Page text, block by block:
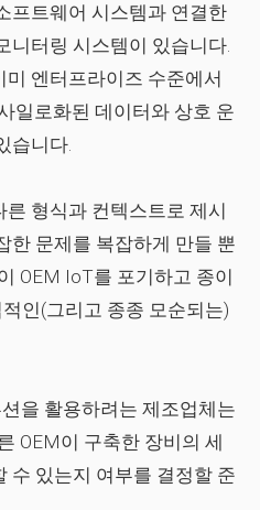
프트웨어 시스템과 연결한
니터링 시스템이 있습니다.
엔터프라이즈 수준에서
일로화된 데이터와 상호 운
습니다.
형식과 컨텍스트로 제시
한 문제를 복잡하게 만들 뿐
OEM IoT를 포기하고 종이
인(그리고 종종 모순되는)
을 활용하려는 제조업체는
OEM이 구축한 장비의 세
수 있는지 여부를 결정할 준